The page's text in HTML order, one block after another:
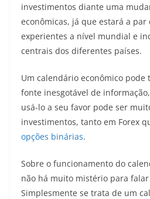
investimentos diante uma
econômicas, já que estará a par
experientes a nível mundial e
centrais dos diferentes países.
Um calendário econômico
fonte inesgotável de
usá-lo a seu favor pode ser
investimentos, tanto em Forex
opções binárias.
Sobre o funcionamento do
não há muito mistério para
Simplesmente se trata de um